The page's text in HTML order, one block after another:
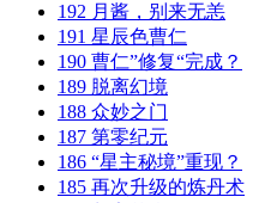
192 月酱，别来无恙
191 星辰色曹仁
190 曹仁”修复“完成？
189 脱离幻境
188 众妙之门
187 第零纪元
186 “星主秘境”重现？
185 再次升级的炼丹术